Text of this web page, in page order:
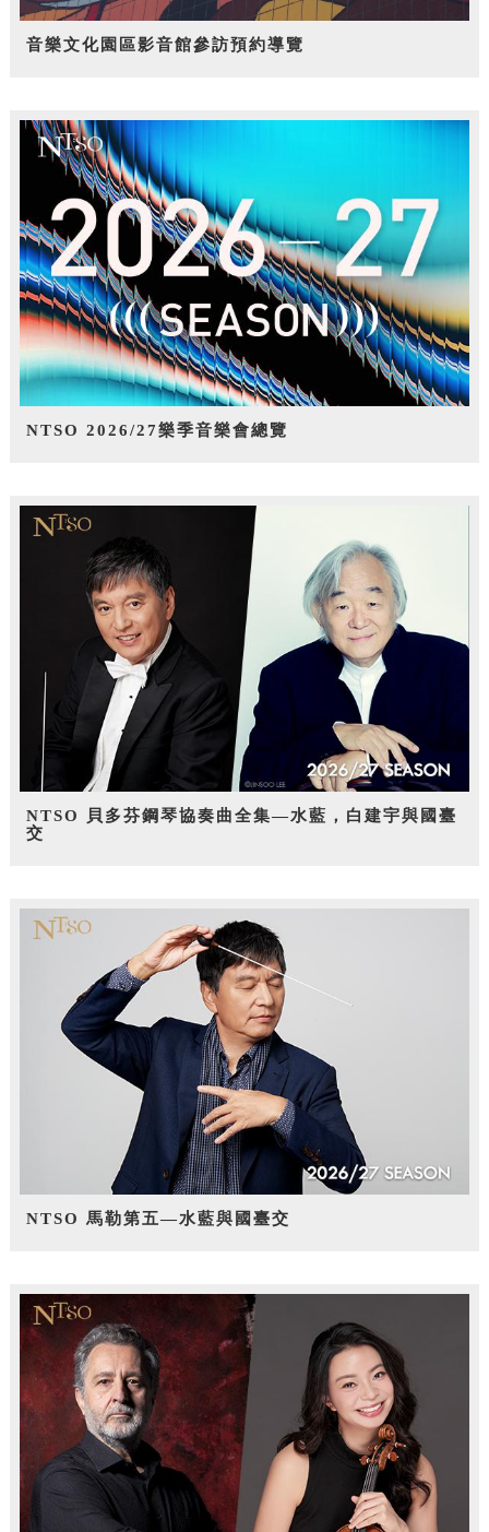
音樂文化園區影音館參訪預約導覽
NTSO 2026/27樂季音樂會總覽
NTSO 貝多芬鋼琴協奏曲全集—水藍，白建宇與國臺
交
NTSO 馬勒第五—水藍與國臺交